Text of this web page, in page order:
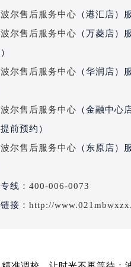
辽宁省沈阳市沈河区
河北省保定市竞秀区
内蒙古自治区巴彦淖
内蒙古自治区包头市
内蒙古自治区赤峰市
内蒙古自治区通辽市
内蒙古自治区乌海市
波尔售后服务中心 （港汇店）
尔售后服务中心 （万菱店）
尔售后服务中心 （华润店）
尔售后服务中心 （金融中心
提前预约）
尔售后服务中心 （东原店）
线： 400-006-0073
接： http://